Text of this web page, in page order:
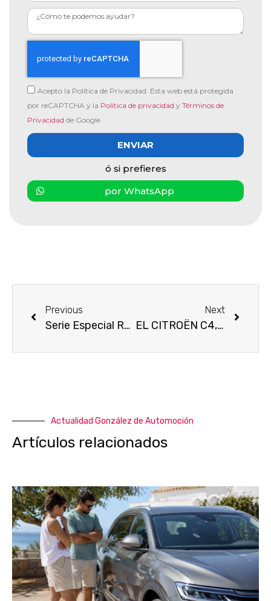
Acepto la Política de Privacidad. Esta web está protegida
por reCAPTCHA y la Política de privacidad y Términos de
Privacidad de Google
ENVIAR
ó si prefieres
por WhatsApp
Previous
Serie Especial Roadtrip 2008-3008-5008
Next
EL CITROËN C4, MADE IN SPAIN, EMPIEZA 2021 COMO FINALISTA DEL “COCHE DEL AÑO EN EUROPA”
Actualidad González de Automoción
Artículos relacionados